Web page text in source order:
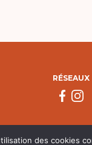
RÉSEAUX
des cookies